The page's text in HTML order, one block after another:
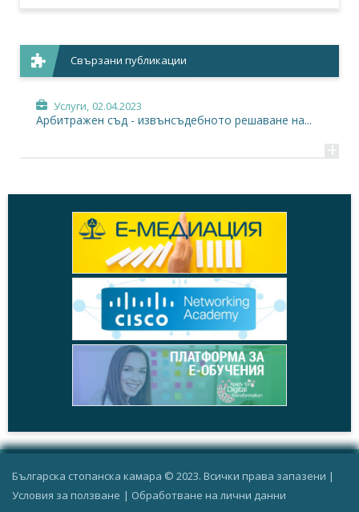
Свързани публикации
Услуги, 02.04.2023
Арбитражен съд - извънсъдебното решаване на...
+
Българска стопанска камара © 2023. Всички права запазени |
Условия за ползване | Oбработване на лични данни